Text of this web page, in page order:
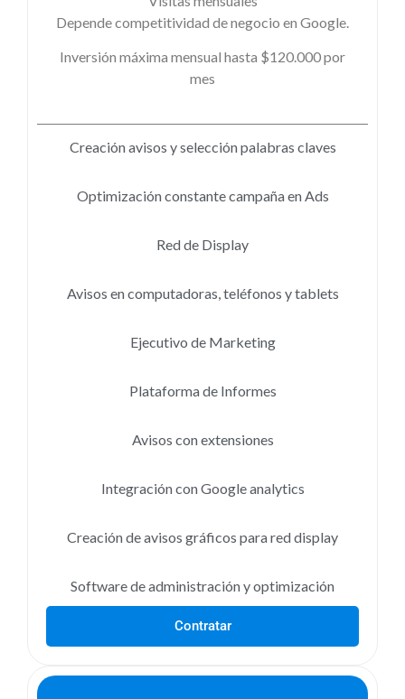
Depende competitividad de negocio en Google.
Inversión máxima mensual hasta $120.000 por
mes
Creación avisos y selección palabras claves
Optimización constante campaña en Ads
Red de Display
Avisos en computadoras, teléfonos y tablets
Ejecutivo de Marketing
Plataforma de Informes
Avisos con extensiones
Integración con Google analytics
Creación de avisos gráficos para red display
Software de administración y optimización
Contratar